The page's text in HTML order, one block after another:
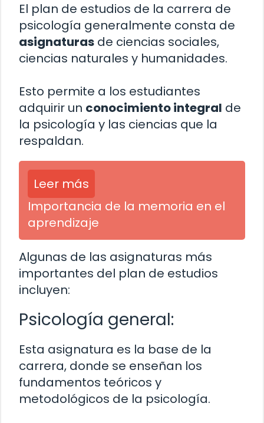
El plan de estudios de la carrera de
psicología generalmente consta de
asignaturas de ciencias sociales,
ciencias naturales y humanidades.
Esto permite a los estudiantes
adquirir un conocimiento integral de
la psicología y las ciencias que la
respaldan.
Leer más
Importancia de la memoria en el
aprendizaje
Algunas de las asignaturas más
importantes del plan de estudios
incluyen:
Psicología general:
Esta asignatura es la base de la
carrera, donde se enseñan los
fundamentos teóricos y
metodológicos de la psicología.